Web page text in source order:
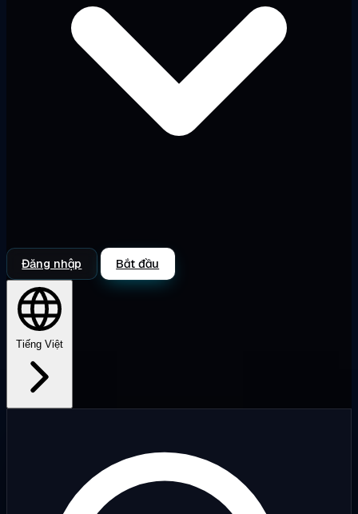
Đăng nhập Bắt đầu
Tiếng Việt